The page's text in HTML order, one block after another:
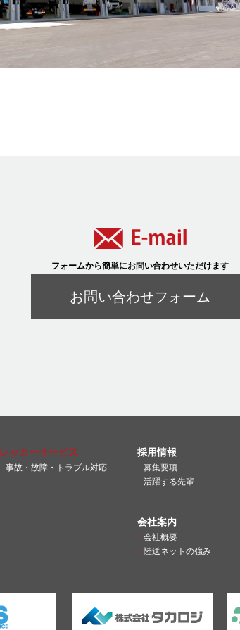
フォームから簡単にお問い合わせいただけます
お問い合わせフォーム
レッカーサービス
事故・故障・トラブル対応
採用情報
募集要項
活躍する先輩
会社案内
会社概要
陸送ネットの強み